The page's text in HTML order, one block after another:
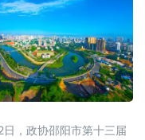
，政协邵阳市第十三届